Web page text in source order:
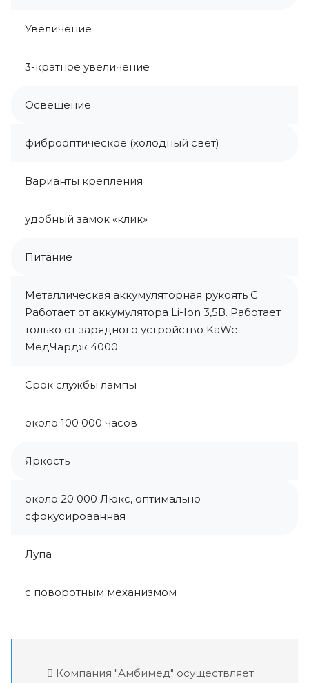
Увеличение
3-кратное увеличение
Освещение
фиброоптическое (холодный свет)
Варианты крепления
удобный замок «клик»
Питание
Металлическая аккумуляторная рукоять С
Работает от аккумулятора Li-Ion 3,5В. Работает
только от зарядного устройство KaWe
МедЧардж 4000
Срок службы лампы
около 100 000 часов
Яркость
около 20 000 Люкс, оптимально
сфокусированная
Лупа
с поворотным механизмом
Компания "Амбимед" осуществляет